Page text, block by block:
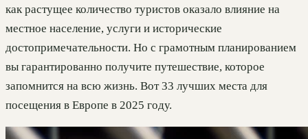
как растущее количество туристов оказало влияние на
местное население, услуги и исторические
достопримечательности. Но с грамотным планированием
вы гарантированно получите путешествие, которое
запомнится на всю жизнь. Вот 33 лучших места для
посещения в Европе в 2025 году.